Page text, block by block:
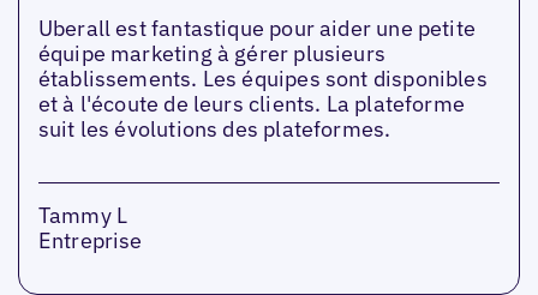
Uberall est fantastique pour aider une petite
équipe marketing à gérer plusieurs
établissements. Les équipes sont disponibles
et à l'écoute de leurs clients. La plateforme
suit les évolutions des plateformes.
Tammy L
Entreprise